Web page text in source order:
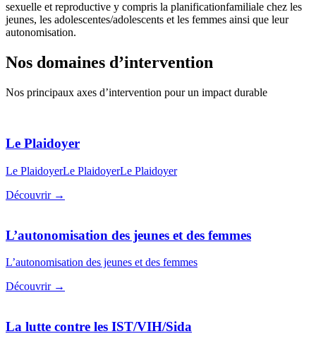
sexuelle et reproductive y compris la planificationfamiliale chez les
jeunes, les adolescentes/adolescents et les femmes ainsi que leur
autonomisation.
Nos domaines d’intervention
Nos principaux axes d’intervention pour un impact durable
Le Plaidoyer
Le PlaidoyerLe PlaidoyerLe Plaidoyer
Découvrir →
L’autonomisation des jeunes et des femmes
L’autonomisation des jeunes et des femmes
Découvrir →
La lutte contre les IST/VIH/Sida